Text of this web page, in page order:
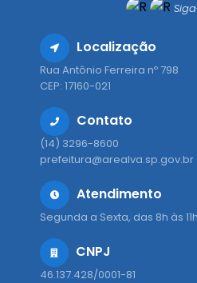
Localização
Rua Antônio Ferreira nº 798
CEP: 17160-021
Contato
(14) 3296-8600
prefeitura@arealva.sp.gov.br
Atendimento
Segunda a Sexta, das 8h às
CNPJ
46.137.428/0001-81